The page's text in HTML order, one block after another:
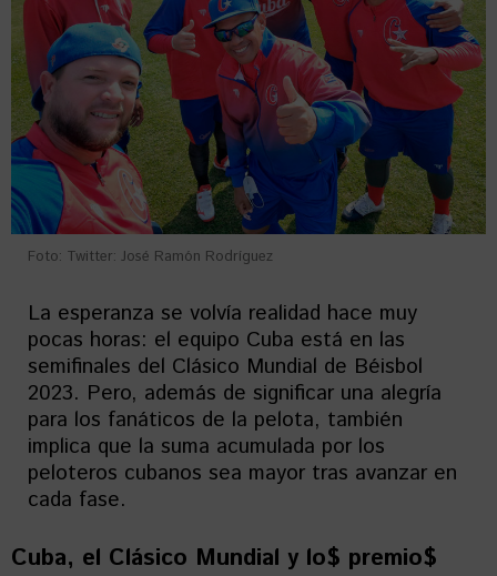
Foto: Twitter: José Ramón Rodríguez
La esperanza se volvía realidad hace muy
pocas horas: el equipo Cuba está en las
semifinales del Clásico Mundial de Béisbol
2023. Pero, además de significar una alegría
para los fanáticos de la pelota, también
implica que la suma acumulada por los
peloteros cubanos sea mayor tras avanzar en
cada fase.
Cuba, el Clásico Mundial y lo$ premio$